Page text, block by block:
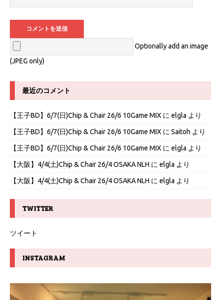
Optionally add an image
(JPEG only)
最近のコメント
【王子BD】6/7(日)Chip & Chair 26/6 10Game MIX に elgla より
【王子BD】6/7(日)Chip & Chair 26/6 10Game MIX に Saitoh より
【王子BD】6/7(日)Chip & Chair 26/6 10Game MIX に elgla より
【大阪】4/4(土)Chip & Chair 26/4 OSAKA NLH に elgla より
【大阪】4/4(土)Chip & Chair 26/4 OSAKA NLH に elgla より
TWITTER
ツイート
INSTAGRAM